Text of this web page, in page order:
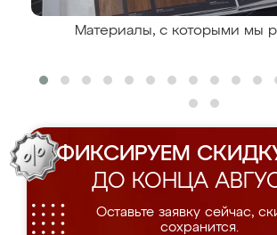
Материалы, с которыми мы
ФИКСИРУЕМ
ДО КОНЦА
Оставьте заявку сейчас,
сохранится.